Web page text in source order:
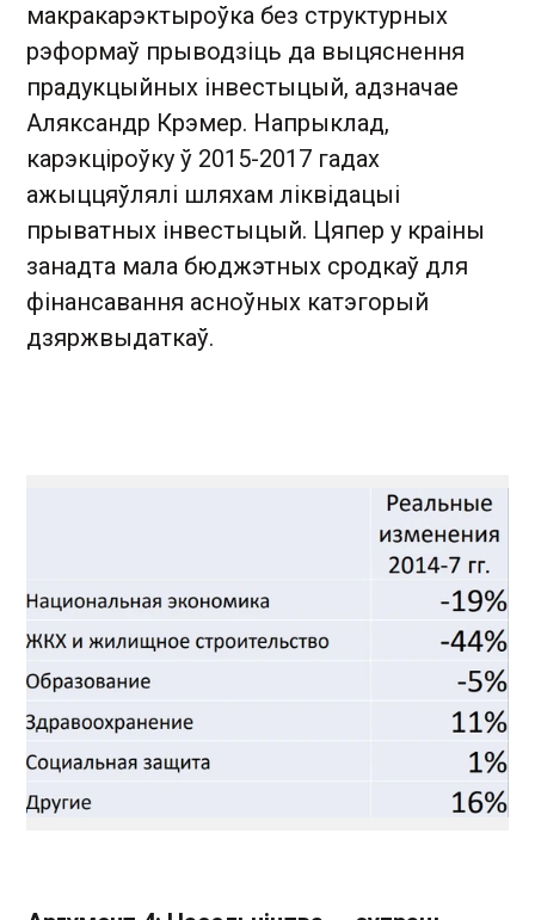
макракарэктыроўка без структурных
рэформаў прыводзіць да выцяснення
прадукцыйных інвестыцый, адзначае
Аляксандр Крэмер. Напрыклад,
карэкціроўку ў 2015-2017 гадах
ажыццяўлялі шляхам ліквідацыі
прыватных інвестыцый. Цяпер у краіны
занадта мала бюджэтных сродкаў для
фінансавання асноўных катэгорый
дзяржвыдаткаў.